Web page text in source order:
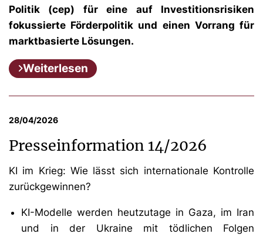
Politik (cep) für eine auf Investitionsrisiken
fokussierte Förderpolitik und einen Vorrang für
marktbasierte Lösungen.
Weiterlesen
28/04/2026
Presseinformation 14/2026
KI im Krieg: Wie lässt sich internationale Kontrolle
zurückgewinnen?
KI-Modelle werden heutzutage in Gaza, im Iran
und in der Ukraine mit tödlichen Folgen